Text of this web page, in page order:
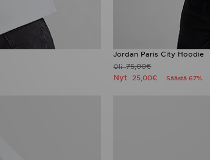
Jordan Paris City Hoodie
Oli75,00€
Nyt25,00€ Säästä 67%